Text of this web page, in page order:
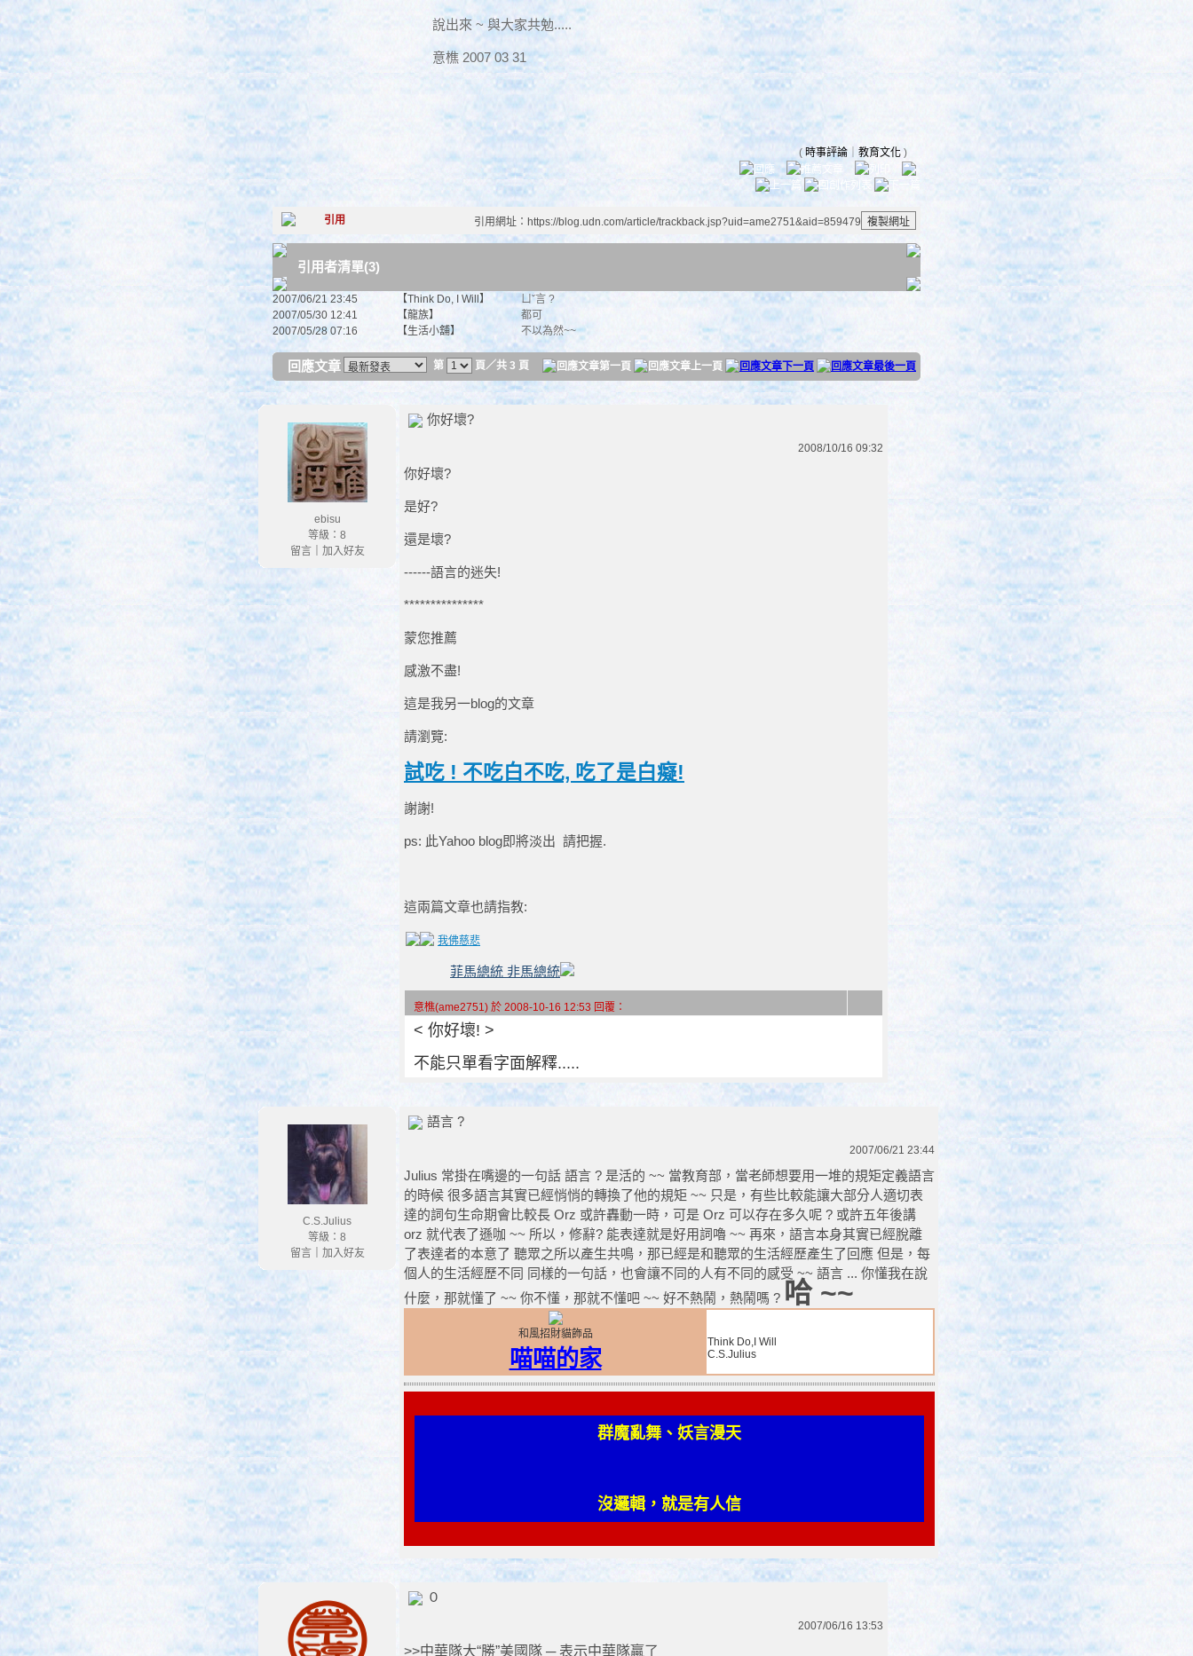
說出來 ~ 與大家共勉.....
意樵 2007 03 31
( 時事評論 教育文化 )
引用網址：https://blog.udn.com/article/trackback.jsp?uid=ame2751&aid=859479
引用者清單(3)
2007/06/21 23:45 【Think Do, I Will】
ㄩˇ言 ?
2007/05/30 12:41
【龍族】
都可
2007/05/28 07:16
【生活小舖】 不以為然~~
回應文章 第 頁／共 3 頁
ebisu
等級：8
留言｜ 加入好友
你好壞?
2008/10/16 09:32
你好壞?
是好?
還是壞?
------語言的迷失!
***************
蒙您推薦
感激不盡!
這是我另一blog的文章
請瀏覽:
試吃 ! 不吃白不吃, 吃了是白癡!
謝謝!
ps: 此Yahoo blog即將淡出 請把握.
這兩篇文章也請指教:
我佛慈悲
菲馬總統 非馬總統
意樵(ame2751) 於 2008-10-16 12:53 回覆：
< 你好壞! >
不能只單看字面解釋.....
C.S.Julius
等級：8
留言｜ 加入好友
語言 ?
2007/06/21 23:44
Julius 常掛在嘴邊的一句話 語言 ? 是活的 ~~ 當教育部，當老師想要用一堆的規矩定義語言
的時候 很多語言其實已經悄悄的轉換了他的規矩 ~~ 只是，有些比較能讓大部分人適切表
達的詞句生命期會比較長 Orz 或許轟動一時，可是 Orz 可以存在多久呢 ? 或許五年後講
orz 就代表了遜咖 ~~ 所以，修辭? 能表達就是好用詞嚕 ~~ 再來，語言本身其實已經脫離
了表達者的本意了 聽眾之所以產生共鳴，那已經是和聽眾的生活經歷產生了回應 但是，每
個人的生活經歷不同 同樣的一句話，也會讓不同的人有不同的感受 ~~ 語言 ... 你懂我在說
什麼，那就懂了 ~~ 你不懂，那就不懂吧 ~~ 好不熱鬧，熱鬧嗎 ? 哈 ~~
和風招財貓飾品
喵喵的家
Think Do,I Will
C.S.Julius
群魔亂舞、妖言漫天
沒邏輯，就是有人信
０
2007/06/16 13:53
>>中華隊大“勝”美國隊 ─ 表示中華隊贏了